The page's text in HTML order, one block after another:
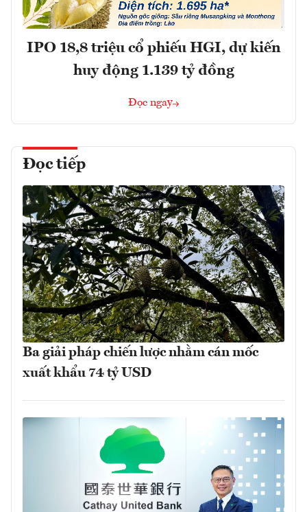
IPO 18,8 triệu cổ phiếu HGI, dự kiến
huy động 1.139 tỷ đồng
Đọc ngay
Đọc tiếp
Ba giải pháp chiến lược nhằm cán mốc
xuất khẩu 74 tỷ USD